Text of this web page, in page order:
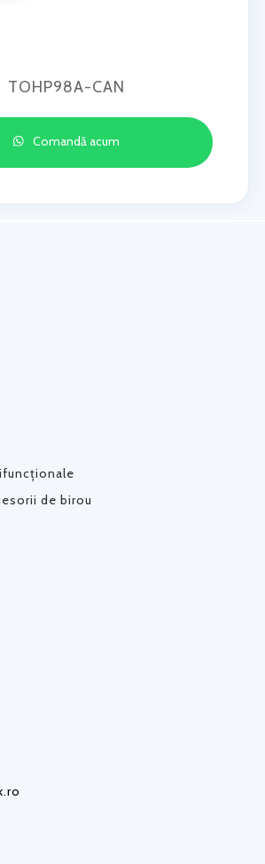
TOHP98A-CAN
Comandă acum
de birou